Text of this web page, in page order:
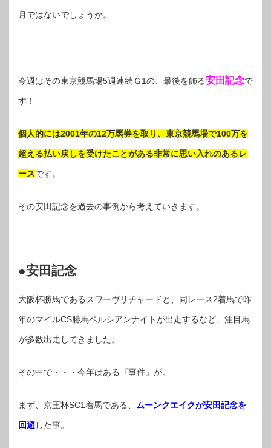
月ではないでしょうか。
今週はその東京競馬場5週連続Ｇ1の、最後を飾る安田記念で
す！
個人的には2001年の12万馬券を取り、東京競馬場で100万を
超える払い戻しを受けたことがある非常に思い入れのあるレ
ースです。
その安田記念を過去の事例から考えていきます。
●安田記念
大阪杯勝馬であるスワーヴリチャードと、同レース2着馬で昨
年のマイルCS勝馬ペルシアンナイトが出走するなど、注目馬
が多数出走してきました。
その中で・・・今年はある『事件』が。
まず、京王杯SC1着馬である、 ムーンクエイクが安田記念を
回避した事。